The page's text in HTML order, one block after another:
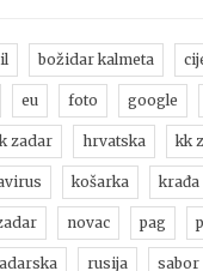
božidar kalmeta
eu foto google
zadar hrvatska kk
košarka krađa
novac pag
rusija sabor